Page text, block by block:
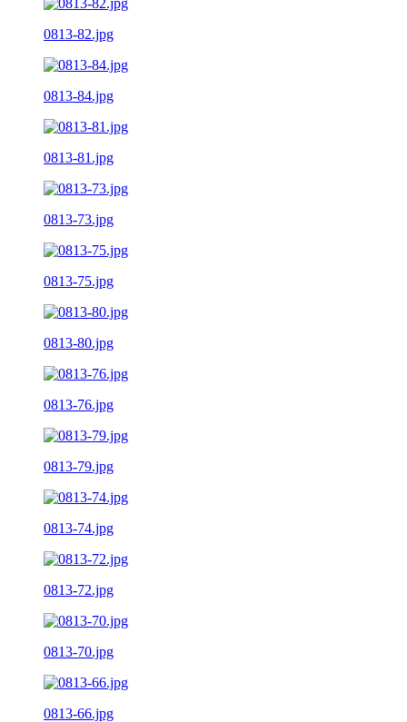
0813-82.jpg
0813-84.jpg
0813-81.jpg
0813-73.jpg
0813-75.jpg
0813-80.jpg
0813-76.jpg
0813-79.jpg
0813-74.jpg
0813-72.jpg
0813-70.jpg
0813-66.jpg